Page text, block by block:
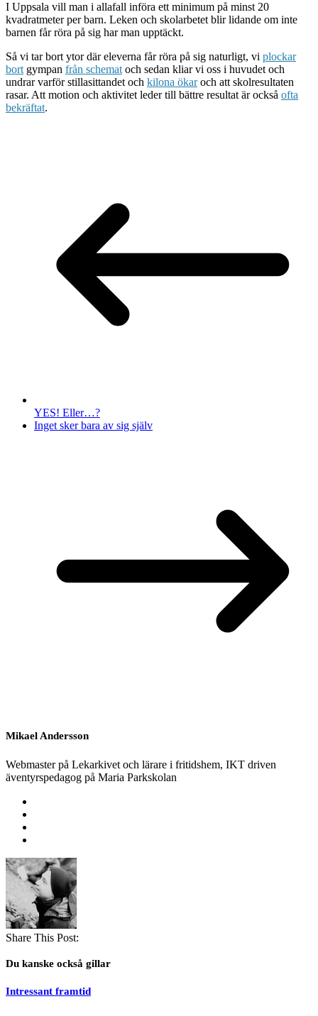
I Uppsala vill man i allafall införa ett minimum på minst 20
kvadratmeter per barn. Leken och skolarbetet blir lidande om inte
barnen får röra på sig har man upptäckt.
Så vi tar bort ytor där eleverna får röra på sig naturligt, vi plockar
bort gympan från schemat och sedan kliar vi oss i huvudet och
undrar varför stillasittandet och kilona ökaroch att skolresultaten
rasar. Att motion och aktivitet leder till bättre resultat är också ofta
bekräftat.
YES! Eller…?
Inget sker bara av sig själv
Mikael Andersson
Webmaster på Lekarkivet och lärare i fritidshem, IKT driven
äventyrspedagog på Maria Parkskolan
Share This Post:
Du kanske också gillar
Intressant framtid